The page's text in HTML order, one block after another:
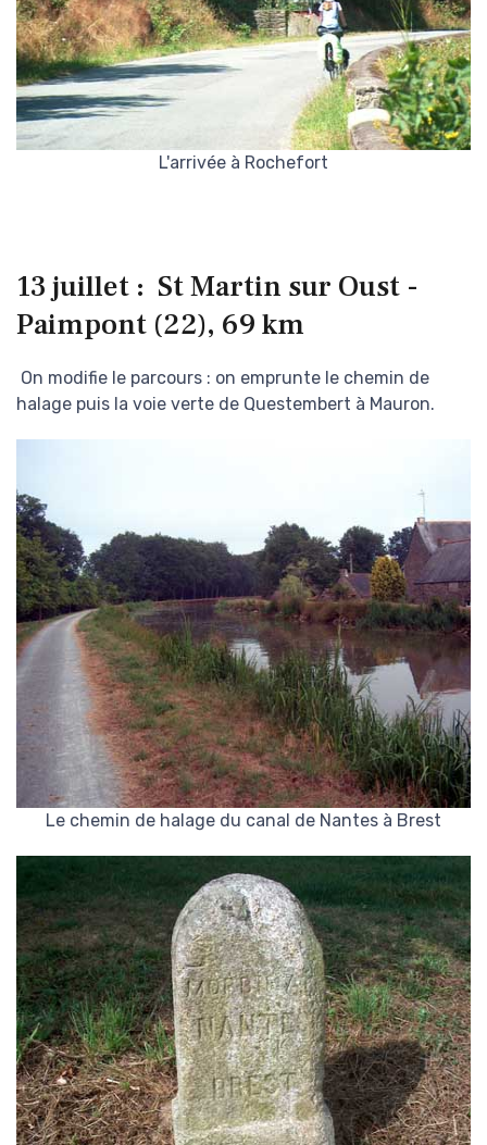
L'arrivée à Rochefort
13 juillet : St Martin sur Oust -
Paimpont (22), 69 km
On modifie le parcours : on emprunte le chemin de
halage puis la voie verte de Questembert à Mauron.
Le chemin de halage du canal de Nantes à Brest